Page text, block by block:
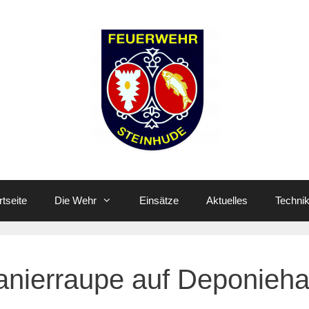
Die Wehr Einsätze Aktuelles Technik
auf